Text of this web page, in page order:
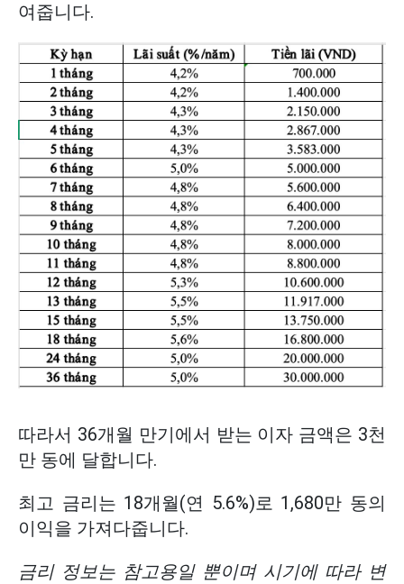
여줍니다.
따라서 36개월 만기에서 받는 이자 금액은 3천
만 동에 달합니다.
최고 금리는 18개월(연 5.6%)로 1,680만 동의
이익을 가져다줍니다.
금리 정보는 참고용일 뿐이며 시기에 따라 변